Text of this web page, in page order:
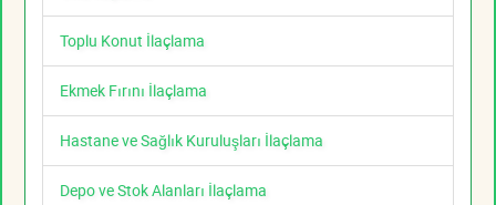
Toplu Konut İlaçlama
Ekmek Fırını İlaçlama
Hastane ve Sağlık Kuruluşları İlaçlama
Depo ve Stok Alanları İlaçlama